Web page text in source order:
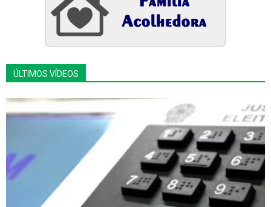
ÚLTIMOS VÍDEOS